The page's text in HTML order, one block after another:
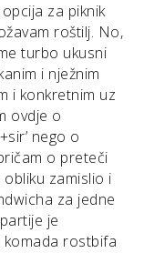
za piknik
roštilj. No,
turbo ukusni
i nježnim
i konkretnim uz
ovdje o
nego o
o preteči
zamislio i
za jedne
je
rostbifa